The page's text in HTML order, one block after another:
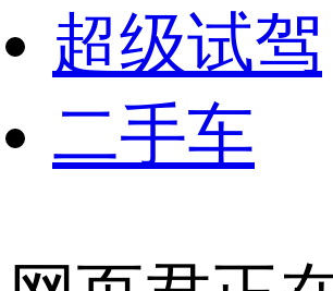
超级试驾
二手车